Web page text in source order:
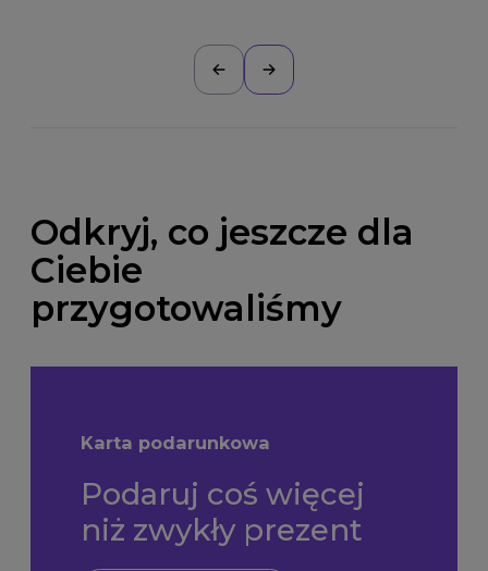
Odkryj, co jeszcze dla
Ciebie
przygotowaliśmy
Karta podarunkowa
Podaruj coś więcej
niż zwykły prezent